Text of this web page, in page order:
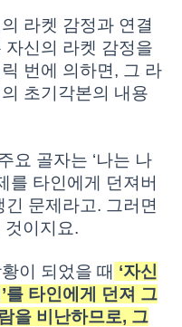
라켓 감정과 연결
신의 라켓 감정을
번에 의하면, 그 라
초기각본의 내용
요 골자는 ‘나는 나
를 타인에게 던져버
문제라고. 그러면
것이지요.
이 되었을 때 ‘자신
를 타인에게 던져 그
을 비난하므로, 그